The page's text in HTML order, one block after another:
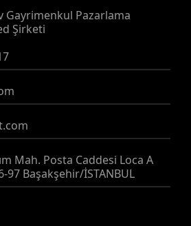
Pazarlama
Şirketi
Mah. Posta Caddesi Loca A
97 Başakşehir/İSTANBUL